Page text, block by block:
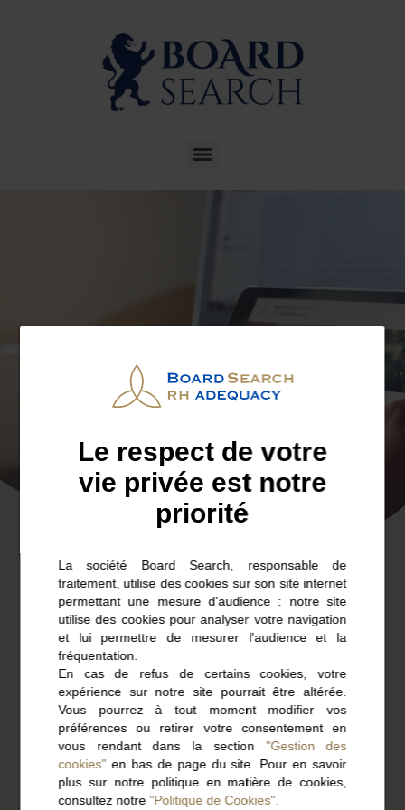
Je recherche un
emploi
Vous êtes cadre, dirigeant, directeur
d’unité, en fonction opérationnelle ou
Le respect de votre
vie privée est notre
priorité
La société Board Search, responsable de
traitement, utilise des cookies sur son site internet
permettant une mesure d'audience : notre site
utilise des cookies pour analyser votre navigation
et lui permettre de mesurer l'audience et la
fréquentation.
En cas de refus de certains cookies, votre
expérience sur notre site pourrait être altérée.
Vous pourrez à tout moment modifier vos
préférences ou retirer votre consentement en
vous rendant dans la section "Gestion des
cookies"en bas de page du site. Pour en savoir
plus sur notre politique en matière de cookies,
consultez notre"Politique de Cookies".